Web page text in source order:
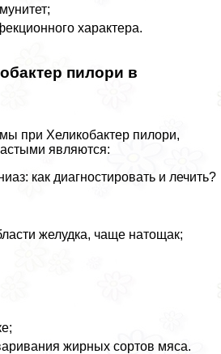
хаpaктера.
пилори в
при Хеликобактер пилори,
являются:
как диагностировать и лечить?
желудка, чаще натощак;
жирных сортов мяса.